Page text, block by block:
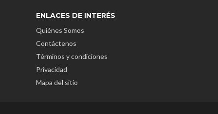
ENLACES DE INTERÉS
Quiénes Somos
Contáctenos
Términos y condiciones
Privacidad
Mapa del sitio